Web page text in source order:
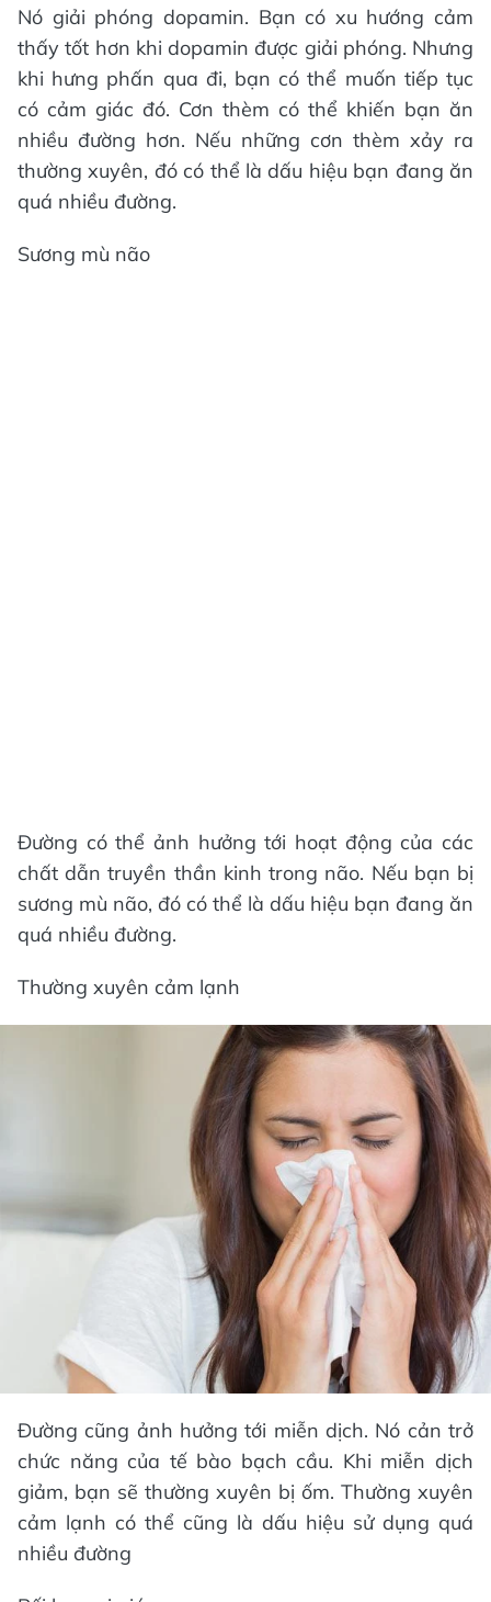
Nó giải phóng dopamin. Bạn có xu hướng cảm
thấy tốt hơn khi dopamin được giải phóng. Nhưng
khi hưng phấn qua đi, bạn có thể muốn tiếp tục
có cảm giác đó. Cơn thèm có thể khiến bạn ăn
nhiều đường hơn. Nếu những cơn thèm xảy ra
thường xuyên, đó có thể là dấu hiệu bạn đang ăn
quá nhiều đường.
Sương mù não
Đường có thể ảnh hưởng tới hoạt động của các
chất dẫn truyền thần kinh trong não. Nếu bạn bị
sương mù não, đó có thể là dấu hiệu bạn đang ăn
quá nhiều đường.
Thường xuyên cảm lạnh
Đường cũng ảnh hưởng tới miễn dịch. Nó cản trở
chức năng của tế bào bạch cầu. Khi miễn dịch
giảm, bạn sẽ thường xuyên bị ốm. Thường xuyên
cảm lạnh có thể cũng là dấu hiệu sử dụng quá
nhiều đường